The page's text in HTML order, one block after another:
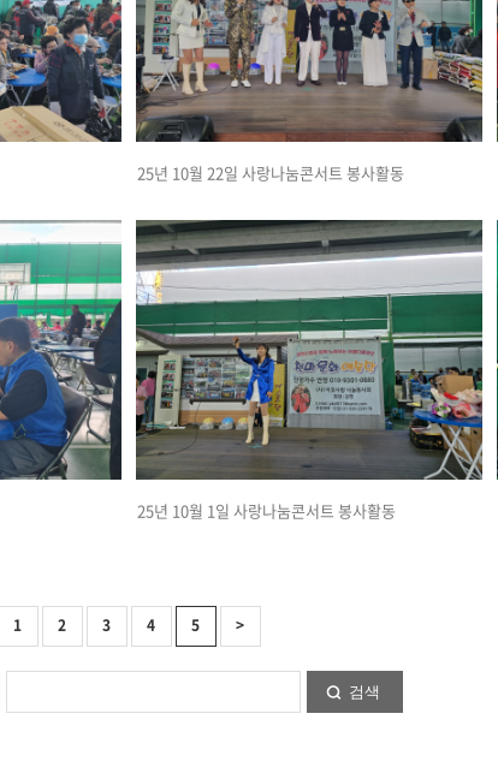
25년 10월 22일 사랑나눔콘서트 봉사활동
25년 10월 1일 사랑나눔콘서트 봉사활동
1 2 3 4 5 >
검색